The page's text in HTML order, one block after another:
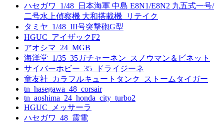
ハセガワ_1/48_日本海軍 中島 E8N1/E8N2 九五式一号/
二号水上偵察機 大和搭載機_リテイク
タミヤ_1/48_III号突撃砲G型
HGUC_アイザックF2
アオシマ_24_MGB
海洋堂_1/35_35ガチャーネン_スノウマン＆ビネット
サイバーホビー_35_ドライジーネ
童友社_カラフルキュートタンク_ストームタイガー
tn_hasegawa_48_corsair
tn_aoshima_24_honda_city_turbo2
HGUC_メッサーラ
ハセガワ_48_震電